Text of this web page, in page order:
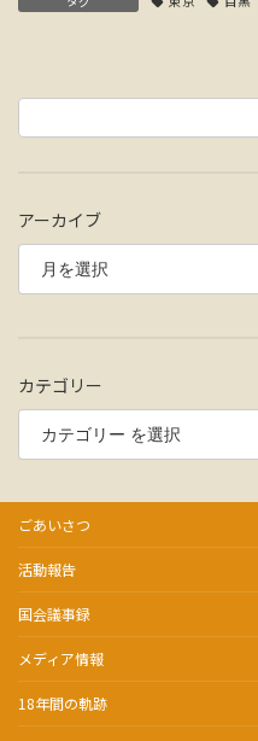
アーカイブ
カテゴリー
ごあいさつ
活動報告
国会議事録
メディア情報
18年間の軌跡